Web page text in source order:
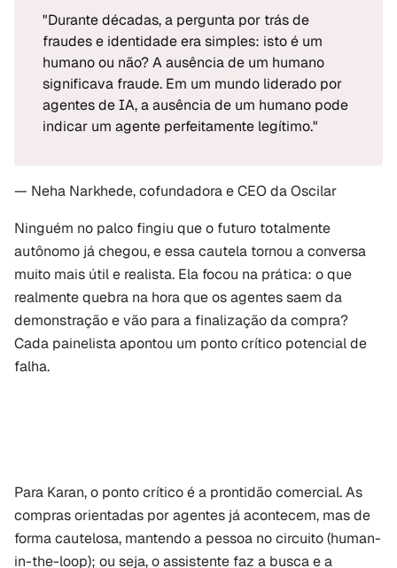
"Durante décadas, a pergunta por trás de
fraudes e identidade era simples: isto é um
humano ou não? A ausência de um humano
significava fraude. Em um mundo liderado por
agentes de IA, a ausência de um humano pode
indicar um agente perfeitamente legítimo."
— Neha Narkhede, cofundadora e CEO da Oscilar
Ninguém no palco fingiu que o futuro totalmente
autônomo já chegou, e essa cautela tornou a conversa
muito mais útil e realista. Ela focou na prática: o que
realmente quebra na hora que os agentes saem da
demonstração e vão para a finalização da compra?
Cada painelista apontou um ponto crítico potencial de
falha.
Para Karan, o ponto crítico é a prontidão comercial. As
compras orientadas por agentes já acontecem, mas de
forma cautelosa, mantendo a pessoa no circuito (human-
in-the-loop); ou seja, o assistente faz a busca e a